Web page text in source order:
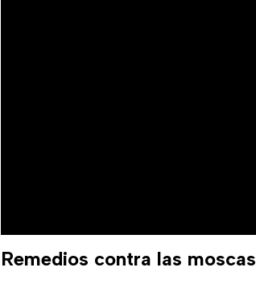
Remedios contra las moscas